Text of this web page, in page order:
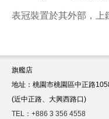
表冠裝置於其外部，上
旗艦店
地址：桃園市桃園區中正路
(近中正路、大興西路口)
TEL：+886 3 356 4558